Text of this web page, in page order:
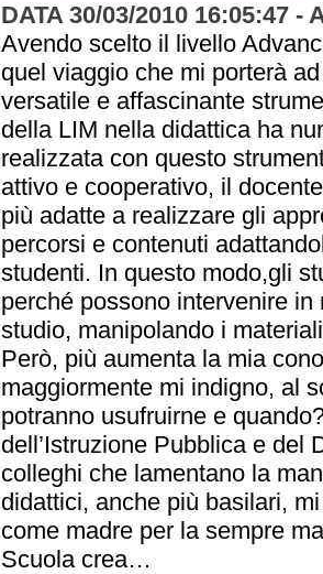
DATA 30/03/2010 16:05:47 -
Avendo scelto il livello
quel viaggio che mi porterà
versatile e affascinante
della LIM nella didattica ha
realizzata con questo
attivo e cooperativo, il
più adatte a realizzare gli
percorsi e contenuti
studenti. In questo modo,gli
perché possono intervenire
studio, manipolando i
Però, più aumenta la mia
maggiormente mi indigno, al
potranno usufruirne e
dell’Istruzione Pubblica e del
colleghi che lamentano la
didattici, anche più basilari,
come madre per la sempre
Scuola crea…